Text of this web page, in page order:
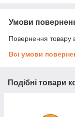
Умови
Повернення товару
Всі умови
Подібні товари